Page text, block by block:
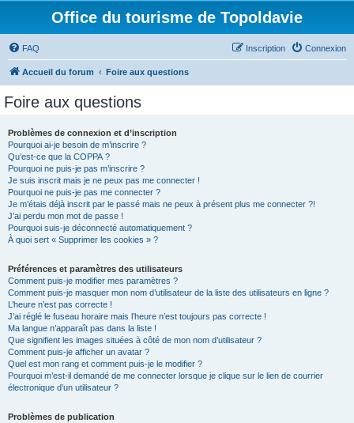
Office du tourisme de Topoldavie
FAQ Connexion
Inscription
Accueil du forum Foire aux questions
Foire aux questions
Problèmes de connexion et d’inscription
Pourquoi ai-je besoin de m’inscrire ?
Qu’est-ce que la COPPA ?
Pourquoi ne puis-je pas m’inscrire ?
Je suis inscrit mais je ne peux pas me connecter !
Pourquoi ne puis-je pas me connecter ?
Je m’étais déjà inscrit par le passé mais ne peux à présent plus me connecter ?!
J’ai perdu mon mot de passe !
Pourquoi suis-je déconnecté automatiquement ?
À quoi sert « Supprimer les cookies » ?
Préférences et paramètres des utilisateurs
Comment puis-je modifier mes paramètres ?
Comment puis-je masquer mon nom d’utilisateur de la liste des utilisateurs en ligne ?
L’heure n’est pas correcte !
J’ai réglé le fuseau horaire mais l’heure n’est toujours pas correcte !
Ma langue n’apparaît pas dans la liste !
Que signifient les images situées à côté de mon nom d’utilisateur ?
Comment puis-je afficher un avatar ?
Quel est mon rang et comment puis-je le modifier ?
Pourquoi m’est-il demandé de me connecter lorsque je clique sur le lien de courrier
électronique d’un utilisateur ?
Problèmes de publication